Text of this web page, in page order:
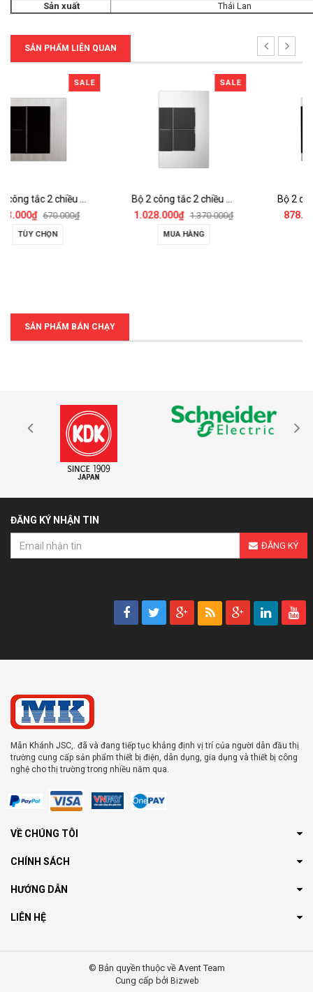
Sản xuất
Thái Lan
SẢN PHẨM LIÊN QUAN
Bộ 1 công tắc 2 chiều có đèn báo (chuẩn BS) - WTFBP51552S-1-G/SP
Bộ 2 công tắc 2 chiều có đèn báo - WTEGP52562S-1-G
1.028.000₫
1.370.000₫
878.000₫
1.170.000₫
SẢN PHẨM BÁN CHẠY
ĐĂNG KÝ NHẬN TIN
ĐĂNG KÝ
Mẫn Khánh JSC,. đã và đang tiếp tục khẳng định vị trí của người dẫn đầu thị
trường cung cấp sản phẩm thiết bị điện, dân dụng, gia dụng và thiết bị công
nghệ cho thị trường trong nhiều năm qua.
VỀ CHÚNG TÔI
CHÍNH SÁCH
HƯỚNG DẪN
LIÊN HỆ
© Bản quyền thuộc về Avent Team
Cung cấp bởi Bizweb